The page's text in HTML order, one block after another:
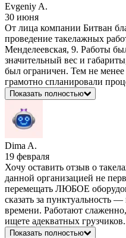
Evgeniy A.
30 июня
От лица компании Битван
проведение такелажных
Менделеевская, 9. Работы
значительный вес и
был ограничен. Тем не
грамотно спланировали
Показать полностью
Dima A.
19 февраля
Хочу оставить отзыв о
данной организацией не
перемещать ЛЮБОЕ
сказать за пунктуальность
времени. Работают
ищете адекватных
Показать полностью